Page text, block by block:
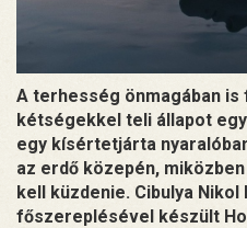
A terhesség önmagában
kétségekkel teli állapot
egy kísértetjárta
az erdő közepén,
kell küzdenie. Cibulya
főszereplésével készült